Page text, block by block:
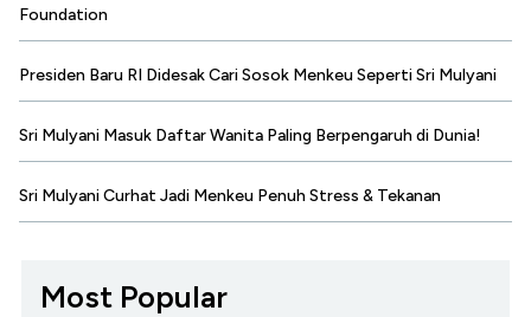
Foundation
Presiden Baru RI Didesak Cari Sosok Menkeu Seperti Sri Mulyani
Sri Mulyani Masuk Daftar Wanita Paling Berpengaruh di Dunia!
Sri Mulyani Curhat Jadi Menkeu Penuh Stress & Tekanan
Most Popular